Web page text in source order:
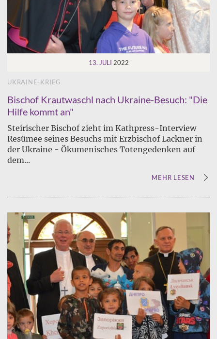
13. JULI 2022
UKRAINE-KRIEG
Bischof Krautwaschl nach Ukraine-Besuch: "Die
Hilfe kommt an"
Steirischer Bischof zieht im Kathpress-Interview
Resümee seines Besuchs mit Erzbischof Lackner in
der Ukraine - Ökumenisches Totengedenken auf
dem...
MEHR LESEN